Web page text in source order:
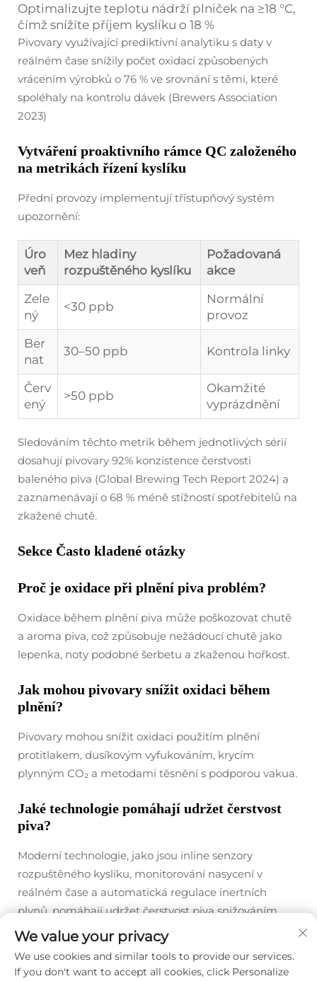
Optimalizujte teplotu nádrží plniček na ≥18 °C,
čímž snížíte příjem kyslíku o 18 %
Pivovary využívající prediktivní analytiku s daty v
reálném čase snížily počet oxidací způsobených
vrácením výrobků o 76 % ve srovnání s těmi, které
spoléhaly na kontrolu dávek (Brewers Association
2023)
Vytváření proaktivního rámce QC založeného
na metrikách řízení kyslíku
Přední provozy implementují třístupňový systém
upozornění:
Úro
veň
Mez hladiny
rozpuštěného kyslíku
Požadovaná
akce
Zele
ný
<30 ppb
Normální
provoz
Ber
nat
30–50 ppb Kontrola linky
Červ
ený
>50 ppb
Okamžité
vyprázdnění
Sledováním těchto metrik během jednotlivých sérií
dosahují pivovary 92% konzistence čerstvosti
baleného piva (Global Brewing Tech Report 2024) a
zaznamenávají o 68 % méně stížností spotřebitelů na
zkažené chutě.
Sekce Často kladené otázky
Proč je oxidace při plnění piva problém?
Oxidace během plnění piva může poškozovat chutě
a aroma piva, což způsobuje nežádoucí chutě jako
lepenka, noty podobné šerbetu a zkaženou hořkost.
Jak mohou pivovary snížit oxidaci během
plnění?
Pivovary mohou snížit oxidaci použitím plnění
protitlakem, dusíkovým vyfukováním, krycím
plynným CO₂ a metodami těsnění s podporou vakua.
Jaké technologie pomáhají udržet čerstvost
piva?
Moderní technologie, jako jsou inline senzory
rozpuštěného kyslíku, monitorování nasycení v
reálném čase a automatická regulace inertních
plynů, pomáhají udržet čerstvost piva snižováním
hladiny kyslíku pod škodlivé limity.
We value your privacy
We use cookies and similar tools to provide our services.
If you don't want to accept all cookies, click Personalize